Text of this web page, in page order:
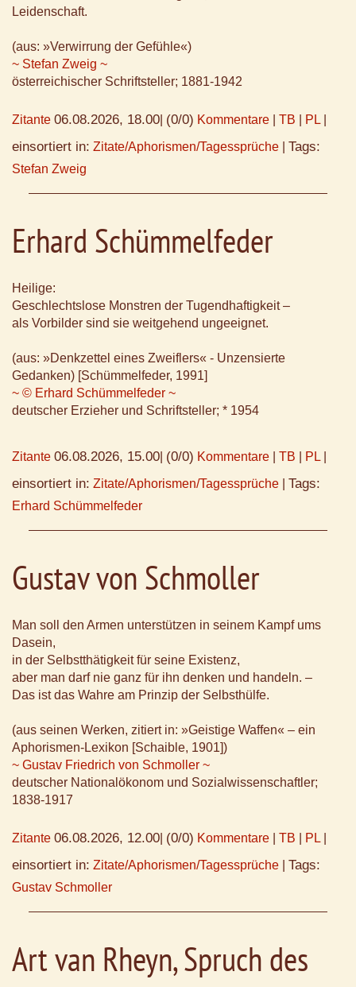
Leidenschaft.
(aus: »Verwirrung der Gefühle«)
~ Stefan Zweig ~
österreichischer Schriftsteller; 1881-1942
Zitante 06.08.2026, 18.00 (0/0) Kommentare TB PL
einsortiert in: Zitate/Aphorismen/Tagessprüche Tags:
Stefan Zweig
Erhard Schümmelfeder
Heilige:
Geschlechtslose Monstren der Tugendhaftigkeit –
als Vorbilder sind sie weitgehend ungeeignet.
(aus: »Denkzettel eines Zweiflers« - Unzensierte
Gedanken) [Schümmelfeder, 1991]
~ © Erhard Schümmelfeder ~
deutscher Erzieher und Schriftsteller; * 1954
Zitante 06.08.2026, 15.00 (0/0) Kommentare TB PL
einsortiert in: Zitate/Aphorismen/Tagessprüche Tags:
Erhard Schümmelfeder
Gustav von Schmoller
Man soll den Armen unterstützen in seinem Kampf ums
Dasein,
in der Selbstthätigkeit für seine Existenz,
aber man darf nie ganz für ihn denken und handeln. –
Das ist das Wahre am Prinzip der Selbsthülfe.
(aus seinen Werken, zitiert in: »Geistige Waffen« – ein
Aphorismen-Lexikon [Schaible, 1901])
~ Gustav Friedrich von Schmoller ~
deutscher Nationalökonom und Sozialwissenschaftler;
1838-1917
Zitante 06.08.2026, 12.00 (0/0) Kommentare TB PL
einsortiert in: Zitate/Aphorismen/Tagessprüche Tags:
Gustav Schmoller
Art van Rheyn, Spruch des